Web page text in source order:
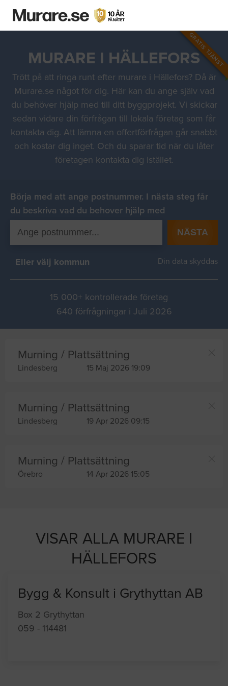
GRATIS TJÄNST
MURARE I HÄLLEFORS
Trött på att ringa runt efter murare i Hällefors? Då är
Murare.se något för dig. Här kan du ange själv vad
du behöver hjälp med till ditt byggprojekt. Vi skickar
sedan vidare din förfrågan till lokala företag som får
kontakta dig. Att lämna en offertförfrågan går snabbt
och kostar dig inget. Och du sparar tid när du låter
företagen kontakta dig istället.
Börja med att ange postnummer. I nästa steg får
du beskriva vad du behover hjälp med
NÄSTA
Eller välj kommun Din data skyddas
15 000+ kontrollerade företag
640 förfrågningar i Juli 2026
Murning / Plattsättning
Lindesberg 15 Maj 2026 19:09
Murning / Plattsättning
Lindesberg 19 Apr 2026 09:15
Murning / Plattsättning
Örebro 14 Apr 2026 15:05
VISAR ALLA MURARE I
HÄLLEFORS
Bygg & Konsult i Grythyttan AB
Box 2 Grythyttan
059 - 114481